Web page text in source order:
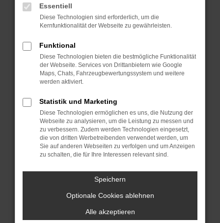
oder in einem privaten Fenster?
Starte dein Gerät neu.
Probleme zu beheben.
Stelle sicher, dass dein Browser und dein
Betriebssystem auf dem neuesten Stand sind.
Veraltete Software birgt nicht nur ein
dass bestimmte Funktionen nicht mehr
unterstützt werden.
Wende dich an den Webseitenbetreiber.
Wenn du alle oben genannten Schritte versucht
hast, kontaktiere uns bitte. Wir werden versuchen,
das Problem zu beheben. Du kannst uns diesen
ewogICJuYW1lIjogIk5ldHdvcmtFcnJvciIsCiAgI
mNvbmZpZyI6IHsKICAgICJtZXRob2QiOiAiR0VUIi
wKICAgICJ1cmwiOiAiaHR0cHM6Ly9hcGkueC5ha3M
Essentiell
Diese Technologien sind erforderlich, um die
Kernfunktionalität der Webseite zu gewährleisten.
Funktional
Diese Technologien bieten die bestmögliche Funktionalität
der Webseite. Services von Drittanbietern wie Google
Maps, Chats, Fahrzeugbewertungssystem und weitere
werden aktiviert.
Statistik und Marketing
Diese Technologien ermöglichen es uns, die Nutzung der
Webseite zu analysieren, um die Leistung zu messen und
zu verbessern. Zudem werden Technologien eingesetzt,
die von dritten Werbetreibenden verwendet werden, um
Sie auf anderen Webseiten zu verfolgen und um Anzeigen
zu schalten, die für Ihre Interessen relevant sind.
Speichern
Optionale Cookies ablehnen
Alle akzeptieren